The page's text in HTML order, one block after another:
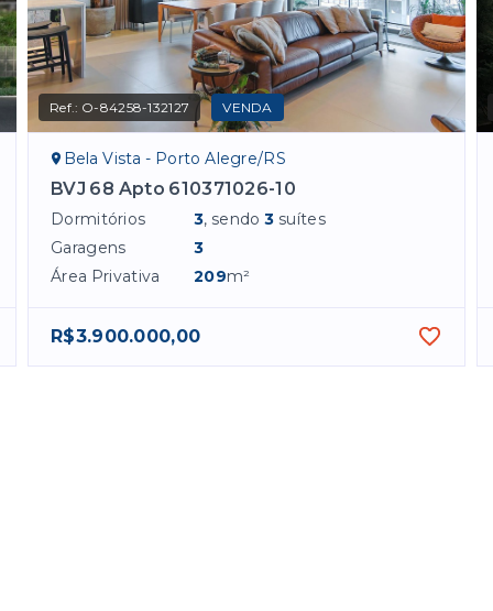
Ref.: O-84258-132127 VENDA
Bela Vista - Porto Alegre/RS
BVJ 68 Apto 610371026-10
Dormitórios 3, sendo3 suítes
Garagens
3
Área Privativa
209m²
R$3.900.000,00